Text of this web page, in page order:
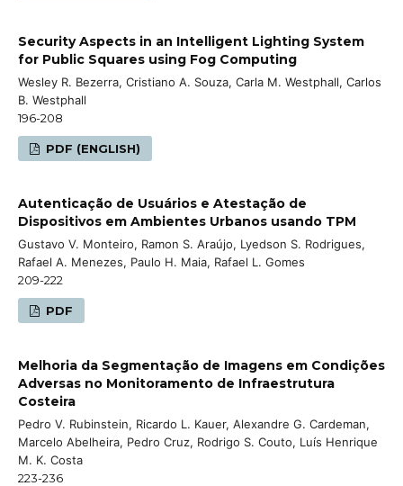
Security Aspects in an Intelligent Lighting System
for Public Squares using Fog Computing
Wesley R. Bezerra, Cristiano A. Souza, Carla M. Westphall, Carlos
B. Westphall
196-208
PDF (ENGLISH)
Autenticação de Usuários e Atestação de
Dispositivos em Ambientes Urbanos usando TPM
Gustavo V. Monteiro, Ramon S. Araújo, Lyedson S. Rodrigues,
Rafael A. Menezes, Paulo H. Maia, Rafael L. Gomes
209-222
PDF
Melhoria da Segmentação de Imagens em Condições
Adversas no Monitoramento de Infraestrutura
Costeira
Pedro V. Rubinstein, Ricardo L. Kauer, Alexandre G. Cardeman,
Marcelo Abelheira, Pedro Cruz, Rodrigo S. Couto, Luís Henrique
M. K. Costa
223-236